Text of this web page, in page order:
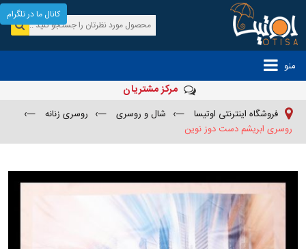
منو
مرکز مشتریان
فروشگاه اینترنتی اوتیسا —› شال و روسری —› روسری زنانه
—›
روسری ابریشم دست دوز نوین
کانال ما در تلگرام